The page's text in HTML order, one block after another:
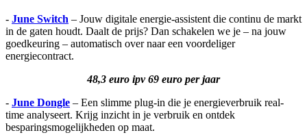
- June Switch – Jouw digitale energie-assistent die continu de markt
in de gaten houdt. Daalt de prijs? Dan schakelen we je – na jouw
goedkeuring – automatisch over naar een voordeliger
energiecontract.
48,3 euro ipv 69 euro per jaar
- June Dongle – Een slimme plug-in die je energieverbruik real-
time analyseert. Krijg inzicht in je verbruik en ontdek
besparingsmogelijkheden op maat.